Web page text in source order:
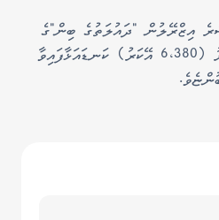
އިޒްރޭލުން "ދައުލަތުގެ ބިން"ގެ
ގޮތުގައި ޖުމްލަ 2،582 ހެކްޓަރު (6،380 އޭކަރު) ކަނޑައަޅާފައިވާ